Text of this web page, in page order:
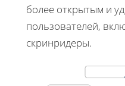
более открытым и
пользователей,
скринридеры.